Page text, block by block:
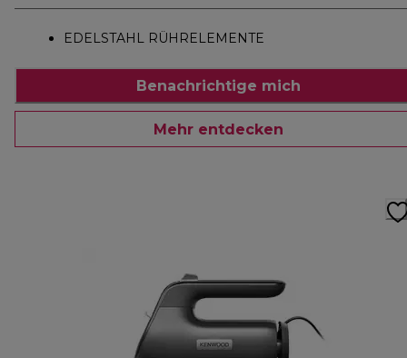
EDELSTAHL RÜHRELEMENTE
Benachrichtige mich
Mehr entdecken